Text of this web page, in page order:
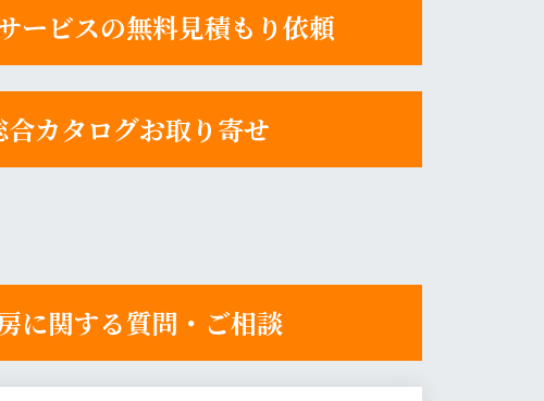
ービスの無料見積もり依頼
合カタログお取り寄せ
に関する質問・ご相談